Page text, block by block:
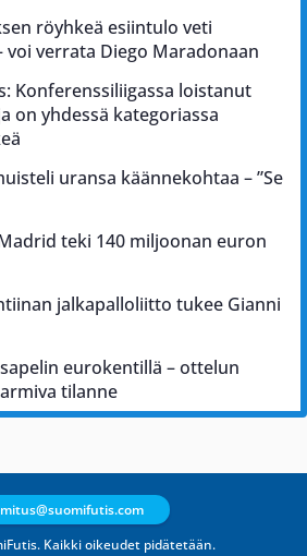
röyhkeä esiintulo veti
voi verrata Diego Maradonaan
Konferenssiliigassa loistanut
on yhdessä kategoriassa
uransa käännekohtaa – ”Se
teki 140 miljoonan euron
jalkapalloliitto tukee Gianni
eurokentillä – ottelun
tilanne
Kaikki oikeudet pidätetään.